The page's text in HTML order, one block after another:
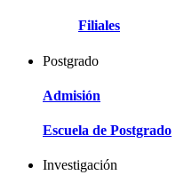
Filiales
Postgrado
Admisión
Escuela de Postgrado
Investigación